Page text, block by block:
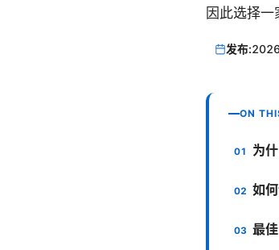
因此选择一
发布:
ON
为
如
最